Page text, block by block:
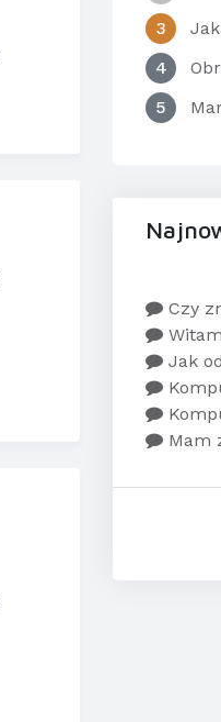
3
Jak
4
Obrazek
5
Mam
Czy zna
Witam
Jak
Mam